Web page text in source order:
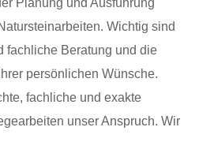
Planung und Ausführung
Wichtig sind
fachliche Beratung und die
persönlichen Wünsche.
fachliche und exakte
unser Anspruch. Wir